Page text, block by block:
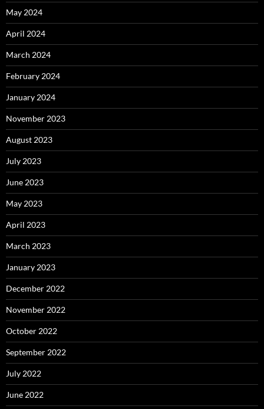
May 2024
April 2024
March 2024
February 2024
January 2024
November 2023
August 2023
July 2023
June 2023
May 2023
April 2023
March 2023
January 2023
December 2022
November 2022
October 2022
September 2022
July 2022
June 2022